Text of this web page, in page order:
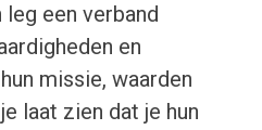
een verband
en
missie, waarden
laat zien dat je hun